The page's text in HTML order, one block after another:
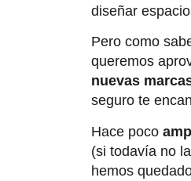
diseñar
Pero como
queremos
nuevas
seguro te
Hace poco
(si todavía no
hemos